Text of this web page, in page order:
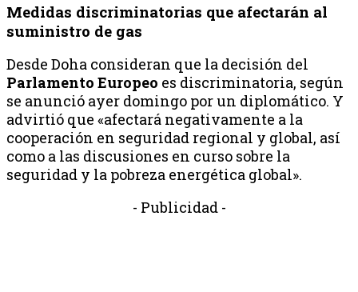
Medidas discriminatorias que afectarán al
suministro de gas
Desde Doha consideran que la decisión del
Parlamento Europeo es discriminatoria, según
se anunció ayer domingo por un diplomático. Y
advirtió que «afectará negativamente a la
cooperación en seguridad regional y global, así
como a las discusiones en curso sobre la
seguridad y la pobreza energética global».
- Publicidad -